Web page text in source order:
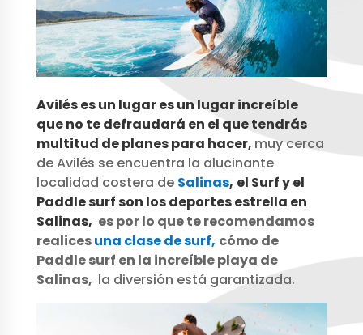
Avilés es un lugar es un lugar increíble
que no te defraudará en el que tendrás
multitud de planes para hacer, muy cerca
de Avilés se encuentra la alucinante
localidad costera de Salinas, el Surf y el
Paddle surf son los deportes estrella en
Salinas, es por lo que te recomendamos
realicesuna clase de surf, cómo de
Paddle surf en la increíble playa de
Salinas, la diversión está garantizada.